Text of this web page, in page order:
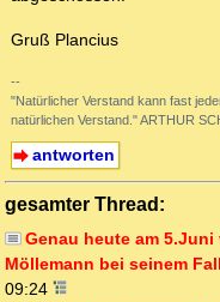
Gruß Plancius
--
"Natürlicher Verstand kann fast
natürlichen Verstand." ARTHUR
antworten
gesamter Thread:
Genau heute am
Möllemann bei seinem
09:24